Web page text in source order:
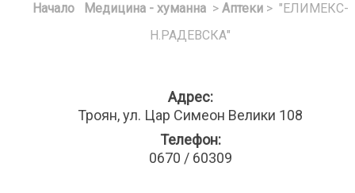
Начало Медицина - хуманна> Аптеки > "ЕЛИМЕКС-
Н.РАДЕВСКА"
Адрес:
Троян, ул. Цар Симеон Велики 108
Телефон:
0670 / 60309